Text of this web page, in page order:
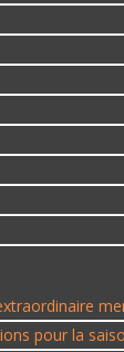
pour la